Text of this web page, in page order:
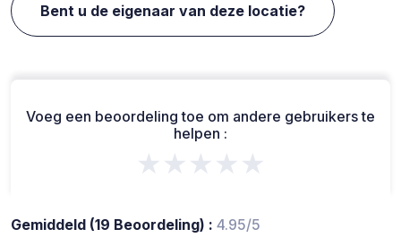
Bent u de eigenaar van deze locatie?
Voeg een beoordeling toe om andere gebruikers te
helpen :
★★★★★
Gemiddeld (19 Beoordeling) : 4.95/5